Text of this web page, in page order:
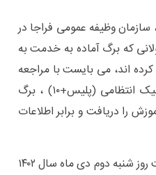
سازمان وظیفه عمومی فراجا در
که برگ آماده به خدمت به
سال ۱۴۰۲ دریافت کرده اند، می بایست با مراجعه
به یکی از دفاتر خدمات الکترونیک انتظامی (پلیس+۱۰) ، برگ
را دریافت و برابر اطلاعات
این دسته از مشمولان می بایست روز شنبه دوم دی ماه سال ۱۴۰۲